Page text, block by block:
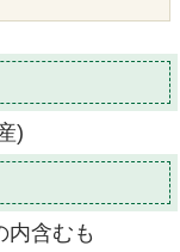
)
含むも